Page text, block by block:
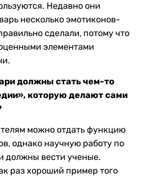
Недавно они
несколько эмотиконов-
сделали, потому что
элементами
должны стать чем-то
которую делают сами
можно отдать функцию
однако научную работу по
должны вести ученые.
раз хороший пример того